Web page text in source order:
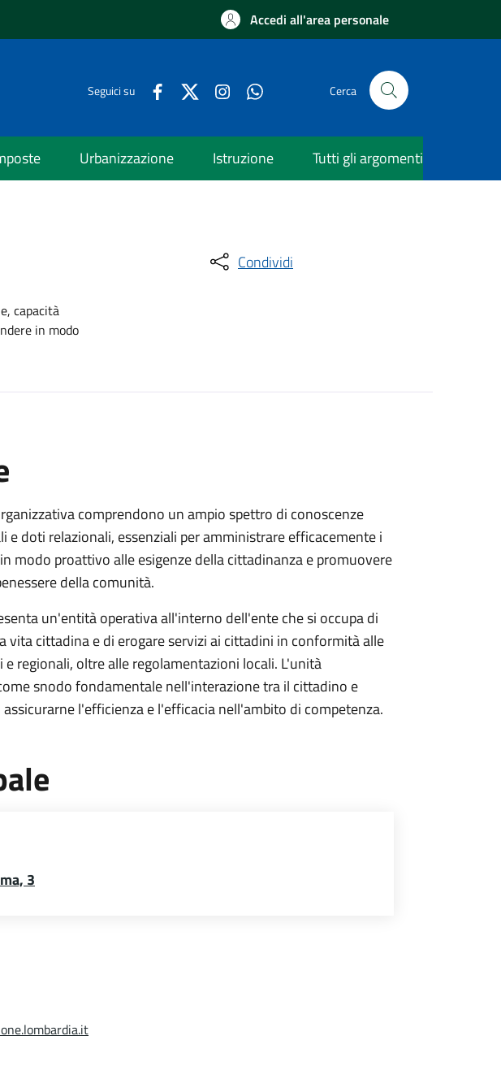
Accedi all'area personale
Seguici su Cerca
Urbanizzazione Istruzione Tutti gli argomenti
capacità
in modo
Condividi
comprendono un ampio spettro di conoscenze
e doti relazionali, essenziali per amministrare efficacemente i
modo proattivo alle esigenze della cittadinanza e promuovere
della comunità.
un'entità operativa all'interno dell'ente che si occupa di
vita cittadina e di erogare servizi ai cittadini in conformità alle
regionali, oltre alle regolamentazioni locali. L'unità
snodo fondamentale nell'interazione tra il cittadino e
l'efficienza e l'efficacia nell'ambito di competenza.
3